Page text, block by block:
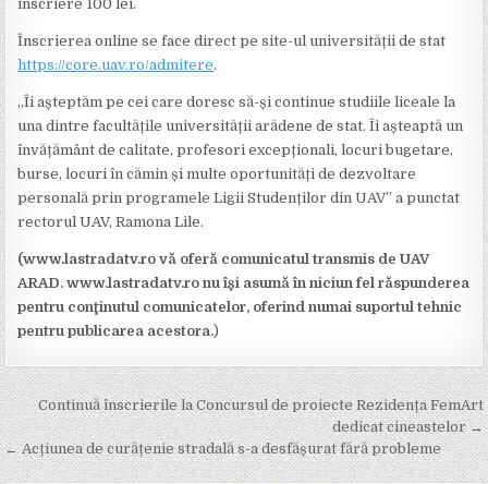
înscriere 100 lei.
Înscrierea online se face direct pe site-ul universității de stat
https://core.uav.ro/admitere.
„Îi așteptăm pe cei care doresc să-și continue studiile liceale la
una dintre facultățile universității arădene de stat. Îi așteaptă un
învățământ de calitate, profesori excepționali, locuri bugetare,
burse, locuri în cămin și multe oportunități de dezvoltare
personală prin programele Ligii Studenților din UAV” a punctat
rectorul UAV, Ramona Lile.
(www.lastradatv.ro vă oferă comunicatul transmis de UAV
ARAD. www.lastradatv.ro nu îşi asumă în niciun fel răspunderea
pentru conţinutul comunicatelor, oferind numai suportul tehnic
pentru publicarea acestora.)
Post
navigation
Continuă înscrierile la Concursul de proiecte Rezidența FemArt
dedicat cineastelor →
← Acțiunea de curățenie stradală s-a desfășurat fără probleme